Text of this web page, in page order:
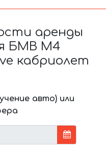
аренды
БМВ M4
кабриолет
авто) или